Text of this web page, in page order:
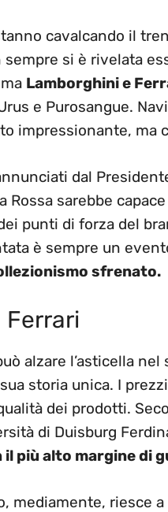
cavalcando il
sempre si è rivelata
Lamborghini e
e Purosangue.
impressionante, ma
dal
Rossa sarebbe
punti di forza del
è sempre un
sfrenato.
Ferrari
alzare l’asticella
storia unica. I
dei prodotti.
di Duisburg
più alto margine di
mediamente, riesce